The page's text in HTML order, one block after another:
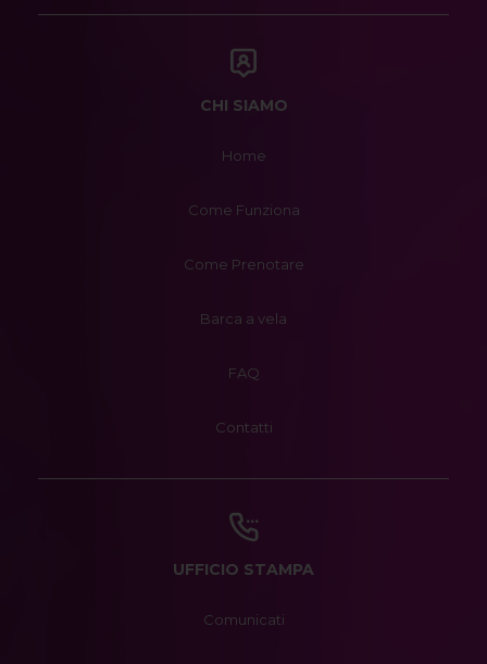
CHI SIAMO
Home
Come Funziona
Come Prenotare
Barca a vela
FAQ
Contatti
UFFICIO STAMPA
Comunicati